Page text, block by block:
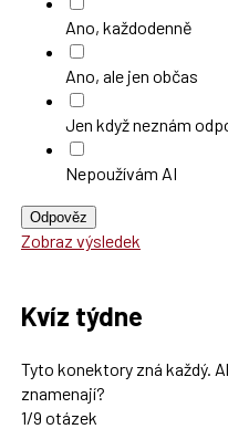
Ano, každodenně
Ano, ale jen občas
Jen když neznám
Nepoužívám AI
Odpověz
Zobraz výsledek
Kvíz týdne
Tyto konektory zná každý.
znamenají?
1/9 otázek